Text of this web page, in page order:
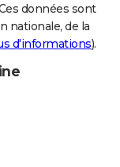
données sont
nationale, de la
d'informations).